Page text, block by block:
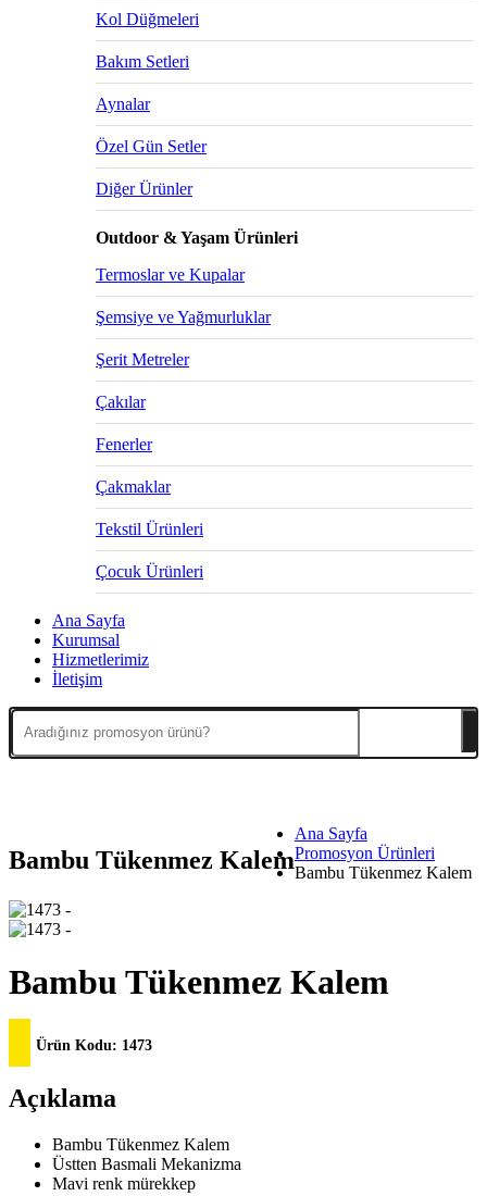
Kol Düğmeleri
Bakım Setleri
Aynalar
Özel Gün Setler
Diğer Ürünler
Outdoor & Yaşam Ürünleri
Termoslar ve Kupalar
Şemsiye ve Yağmurluklar
Şerit Metreler
Çakılar
Fenerler
Çakmaklar
Tekstil Ürünleri
Çocuk Ürünleri
Ana Sayfa
Kurumsal
Hizmetlerimiz
İletişim
Bambu Tükenmez Kalem
Ana Sayfa
Promosyon Ürünleri
Bambu Tükenmez Kalem
Bambu Tükenmez Kalem
Ürün Kodu: 1473
Açıklama
Bambu Tükenmez Kalem
Üstten Basmali Mekanizma
Mavi renk mürekkep